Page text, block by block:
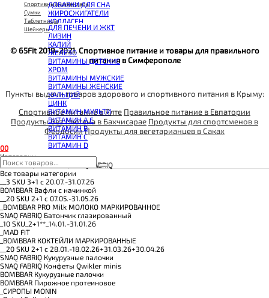
ДОБАВКИ ДЛЯ СНА
ЖИРОСЖИГАТЕЛИ
КОЛЛАГЕН
КОЭНЗИМ Q10
КРЕАТИН
ПОЛЕЗНЫЕ ЖИРЫ
ПРОТЕИН
ПРОТЕИНОВОЕ ПЕЧЕНЬЕ
ПРОТЕИНОВЫЕ БАТОНЧИКИ
ПРОТЕИНОВЫЕ КАШИ
ТЕСТОБУСТЕРЫ
ЦИТРУЛЛИН МАЛАТ
ПРЕДТРЕНИРОВОЧНЫЕ КОМПЛЕКСЫ
ЭНЕРГЕТИКИ И ЖИРОСЖИГАТЕЛИ#
ДЛЯ ПЕЧЕНИ И ЖКТ
ЛИЗИН
КАЛИЙ
ЖЕЛЕЗО
ВИТАМИНЫ ДЕТСКИЕ
ХРОМ
ВИТАМИНЫ МУЖСКИЕ
ВИТАМИНЫ ЖЕНСКИЕ
КАЛЬЦИЙ
ЦИНК
ВИТАМИН МУЛЬТИ
ВИТАМИН A E
ВИТАМИН B
ВИТАМИН C
ВИТАМИН D
Спортивный инвентарь
Сумки
Таблетницы
Шейкеры
© 65Fit 2019-2021. Спортивное питание и товары для правильного
питания в Симферополе
Пункты выдачи товаров здорового и спортивного питания в Крыму:
Спортивное питание в Ялте Правильное питание в Евпатории
Продукты без глютена в Бахчисарае Продукты для спортсменов в
ФеодосииПродукты для вегетарианцев в Саках
00
Категории
BOMBBAR, CHIKALAB, SNAQ FABRIQ
Все товары категории
__3 SKU 3+1 с 20.07.-31.07.26
BOMBBAR Вафли с начинкой
__20 SKU 2+1 с 07.05.-31.05.26
_BOMBBAR PRO Milk МОЛОКО МАРКИРОВАННОЕ
SNAQ FABRIQ Батончик глазированный
_10 SKU_2+1**_14.01.-31.01.26
_MAD FIT
_BOMBBAR КОКТЕЙЛИ МАРКИРОВАННЫЕ
__20 SKU 2+1 с 28.01.-18.02.26+31.03.26+30.04.26
SNAQ FABRIQ Кукурузные палочки
SNAQ FABRIQ Конфеты Qwikler minis
BOMBBAR Кукурузные палочки
BOMBBAR Пирожное протеиновое
_CИРОПЫ MONIN